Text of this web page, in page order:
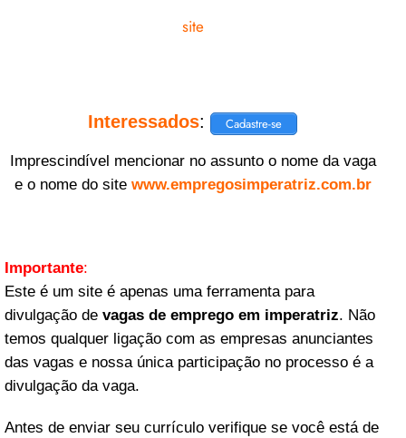
site
Interessados: Cadastre-se
Imprescindível mencionar no assunto o nome da vaga
e o nome do site www.empregosimperatriz.com.br
Importante:
Este é um site é apenas uma ferramenta para
divulgação de vagas de emprego em imperatriz. Não
temos qualquer ligação com as empresas anunciantes
das vagas e nossa única participação no processo é a
divulgação da vaga.
Antes de enviar seu currículo verifique se você está de